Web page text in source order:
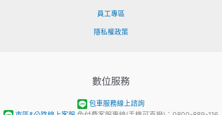
員工專區
隱私權政策
數位服務
包車服務線上諮詢